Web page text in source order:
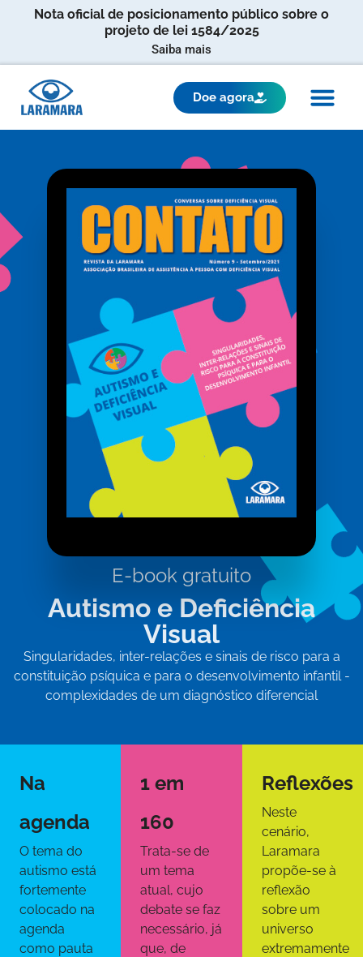
Nota oficial de posicionamento público sobre o
projeto de lei 1584/2025
Saiba mais
Doe agora
E-book gratuito
Autismo e Deficiência
Visual
Singularidades, inter-relações e sinais de risco para a
constituição psíquica e para o desenvolvimento infantil -
complexidades de um diagnóstico diferencial
Na
agenda
O tema do
autismo está
fortemente
colocado na
agenda
como pauta
1 em
160
Trata-se de
um tema
atual, cujo
debate se faz
necessário, já
que, de
Reflexões
Neste
cenário,
Laramara
propõe-se à
reflexão
sobre um
universo
extremamente